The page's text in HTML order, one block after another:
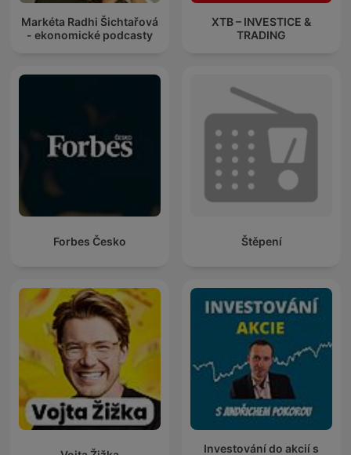
Markéta Radhi Šichtařová
- ekonomické podcasty
XTB – INVESTICE &
TRADING
Forbes Česko Štěpení
Investování do akcií s